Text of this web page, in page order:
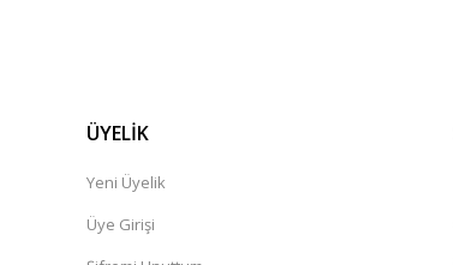
ÜYELİK
Yeni Üyelik
Üye Girişi